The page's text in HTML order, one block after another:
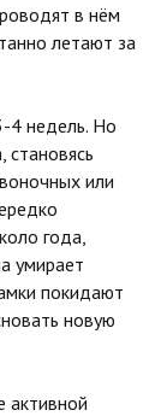
в нём
летают за
4 недель. Но
становясь
или
года,
умирает
покидают
новую
активной